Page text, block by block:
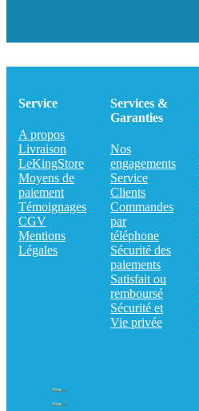
Service
A propos
Livraison
LeKingStore
Moyens de
paiement
Témoignages
CGV
Mentions
Légales
Services &
Garanties
Nos
engagements
Service
Clients
Commandes
par
téléphone
Sécurité des
paiements
Satisfait ou
remboursé
Sécurité et
Vie privée